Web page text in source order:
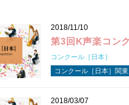
2018/11/10
第3回K声楽コン
コンクール［日本］
コンクール［日本］関
2018/03/07